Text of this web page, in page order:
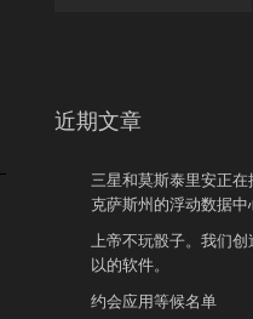
近期文章
三星和莫斯泰里安正在
克萨斯州的浮动数据中
上帝不玩骰子。我们创
以的软件。
约会应用等候名单